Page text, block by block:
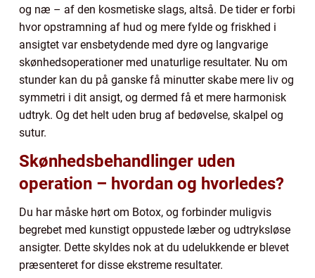
og næ – af den kosmetiske slags, altså. De tider er forbi
hvor opstramning af hud og mere fylde og friskhed i
ansigtet var ensbetydende med dyre og langvarige
skønhedsoperationer med unaturlige resultater. Nu om
stunder kan du på ganske få minutter skabe mere liv og
symmetri i dit ansigt, og dermed få et mere harmonisk
udtryk. Og det helt uden brug af bedøvelse, skalpel og
sutur.
Skønhedsbehandlinger uden
operation – hvordan og hvorledes?
Du har måske hørt om Botox, og forbinder muligvis
begrebet med kunstigt oppustede læber og udtryksløse
ansigter. Dette skyldes nok at du udelukkende er blevet
præsenteret for disse ekstreme resultater.